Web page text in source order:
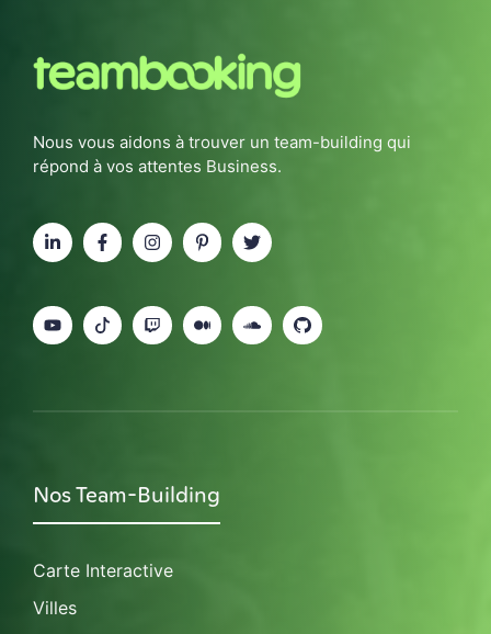
Nous vous aidons à trouver un team-building qui
répond à vos attentes Business.
Nos Team-Building
Carte Interactive
Villes